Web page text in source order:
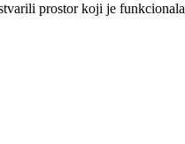
prostor koji je